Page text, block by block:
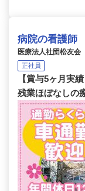
病院の看護師
医療法人社団松友
正社員
【賞与5ヶ月実
残業ほぼなしの